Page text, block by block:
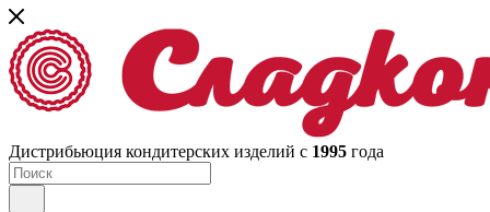
Дистрибьюция кондитерских изделий с 1995 года